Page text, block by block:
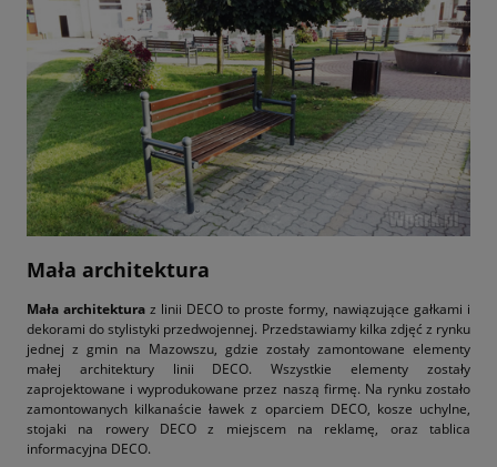
Mała architektura
Mała architektura z linii DECO to proste formy, nawiązujące gałkami i
dekorami do stylistyki przedwojennej. Przedstawiamy kilka zdjęć z rynku
jednej z gmin na Mazowszu, gdzie zostały zamontowane elementy
małej architektury linii DECO. Wszystkie elementy zostały
zaprojektowane i wyprodukowane przez naszą firmę. Na rynku zostało
zamontowanych kilkanaście ławek z oparciem DECO, kosze uchylne,
stojaki na rowery DECO z miejscem na reklamę, oraz tablica
informacyjna DECO.